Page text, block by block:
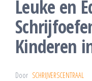
Leuke en
Kinderen
Door SCHRIJVERSCENTRAAL